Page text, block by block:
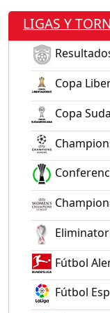
LIGAS Y
Copa
Copa
Fútbol
Fútbol